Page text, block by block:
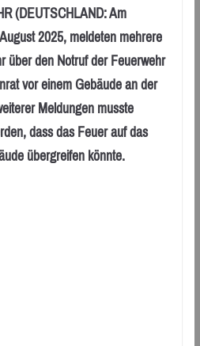
(DEUTSCHLAND: Am
2025, meldeten mehrere
über den Notruf der Feuerwehr
vor einem Gebäude an der
Meldungen musste
dass das Feuer auf das
übergreifen könnte.